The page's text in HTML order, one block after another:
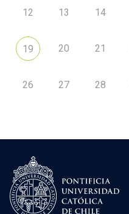
12 13 14
19 20 21
26 27 28